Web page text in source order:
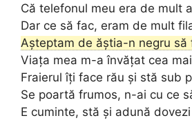
Că telefonul meu era de mult
Dar ce să fac, eram de mult
Așteptam de ăștia-n negru să
Viața mea m-a învățat cea
Fraierul îți face rău și stă sub
Se poartă frumos, n-ai cu ce
E cuminte, stă și adună